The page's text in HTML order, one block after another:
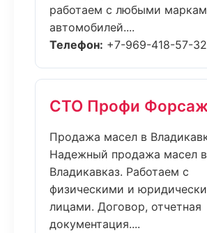
работаем с любыми
автомобилей....
Телефон: +7-969-418-57-32
СТО Профи Форсаж
Продажа масел в
Надежный продажа масел в
Владикавказ. Работаем с
физическими и
лицами. Договор, отчетная
документация....